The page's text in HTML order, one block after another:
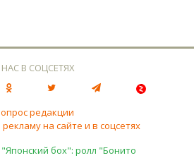
В СОЦСЕТЯХ
редакции
на сайте и в соцсетях
бох": ролл "Бонито